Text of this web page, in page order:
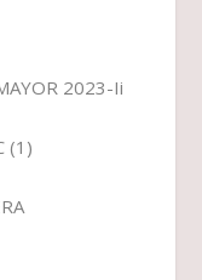
2023-Ii
(1)